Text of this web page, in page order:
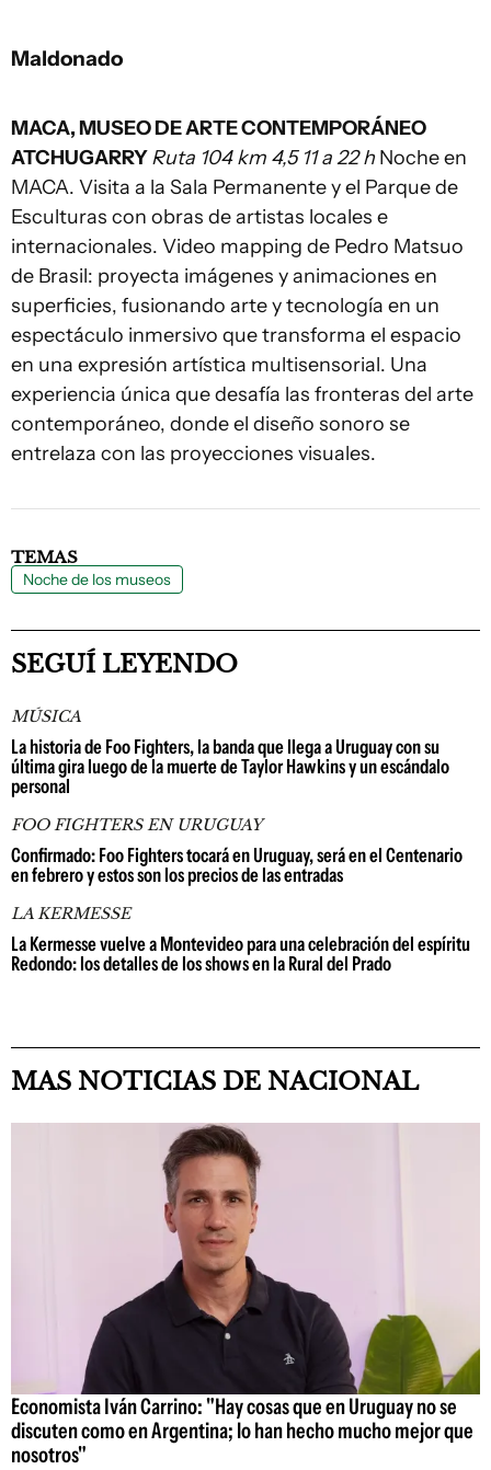
Maldonado
MACA, MUSEO DE ARTE CONTEMPORÁNEO
ATCHUGARRYRuta 104 km 4,5 11 a 22 hNoche en
MACA. Visita a la Sala Permanente y el Parque de
Esculturas con obras de artistas locales e
internacionales. Video mapping de Pedro Matsuo
de Brasil: proyecta imágenes y animaciones en
superficies, fusionando arte y tecnología en un
espectáculo inmersivo que transforma el espacio
en una expresión artística multisensorial. Una
experiencia única que desafía las fronteras del arte
contemporáneo, donde el diseño sonoro se
entrelaza con las proyecciones visuales.
TEMAS
Noche de los museos
SEGUÍ LEYENDO
MÚSICA
La historia de Foo Fighters, la banda que llega a Uruguay con su
última gira luego de la muerte de Taylor Hawkins y un escándalo
personal
FOO FIGHTERS EN URUGUAY
Confirmado: Foo Fighters tocará en Uruguay, será en el Centenario
en febrero y estos son los precios de las entradas
LA KERMESSE
La Kermesse vuelve a Montevideo para una celebración del espíritu
Redondo: los detalles de los shows en la Rural del Prado
MAS NOTICIAS DE NACIONAL
Economista Iván Carrino: "Hay cosas que en Uruguay no se
discuten como en Argentina; lo han hecho mucho mejor que
nosotros"